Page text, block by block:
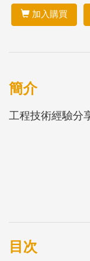
加入購買
簡介
工程技術經驗分
目次